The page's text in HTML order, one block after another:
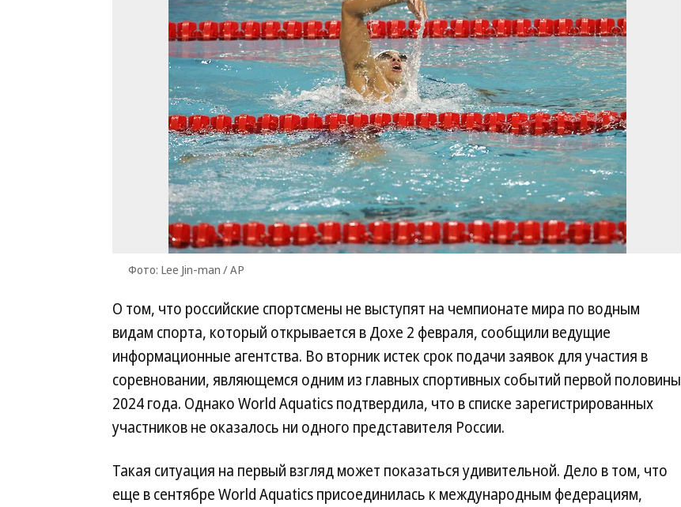
Фото: Lee Jin-man / AP
О том, что российские спортсмены не выступят на чемпионате мира по водным
видам спорта, который открывается в Дохе 2 февраля, сообщили ведущие
информационные агентства. Во вторник истек срок подачи заявок для участия в
соревновании, являющемся одним из главных спортивных событий первой половины
2024 года. Однако World Aquatics подтвердила, что в списке зарегистрированных
участников не оказалось ни одного представителя России.
Такая ситуация на первый взгляд может показаться удивительной. Дело в том, что
еще в сентябре World Aquatics присоединилась к международным федерациям,